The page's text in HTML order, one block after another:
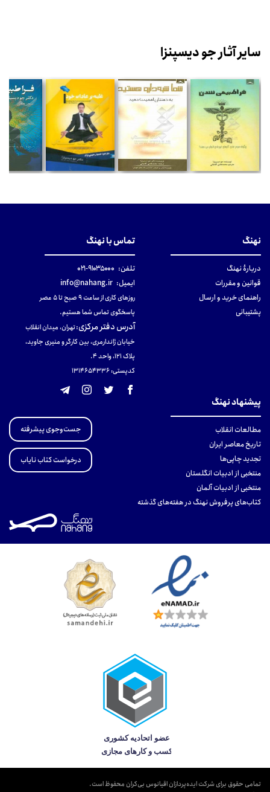
سایر آثار جو دیسپنزا
نهنگ
دربارهٔ نهنگ
قوانین و مقررات
راهنمای خرید و ارسال
پشتیبانی
تماس با نهنگ
تلفن: ۹۱۰۳۵۰۰۰-۰۲۱
ایمیل: info@nahang.ir
روزهای کاری از ساعت ۹ صبح تا ۵ عصر
پاسخگوی تماس شما هستیم.
آدرس دفتر مرکزی:تهران، میدان انقلاب
خیابان ژاندارمری، بین کارگر و منیری جاوید،
پلاک 121، واحد ۴.
کدپستی: 131465433۶
پیشنهاد نهنگ
مطالعات انقلاب
تاریخ معاصر ایران
تجدید چاپی‌ها
منتخبی از ادبیات انگلستان
منتخبی از ادبیات آلمان
کتاب‌های پرفروش نهنگ در هفته‌های گذشته
جست‌وجوی پیشرفته
درخواست کتاب نایاب
تمامی حقوق برای شرکت ایده‌پردازان اقیانوس بی‌کران محفوظ است.